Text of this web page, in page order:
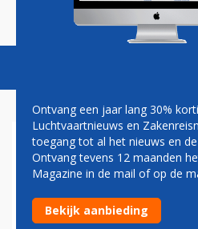
Magazine
KLM
Voor iedereen een dikke
worden van een vakbond is
Ontvang een jaar lang 30%
Luchtvaartnieuws en
toegang tot al het nieuws en
Ontvang tevens 12 maanden
Magazine in de mail of op de
Bekijk aanbieding